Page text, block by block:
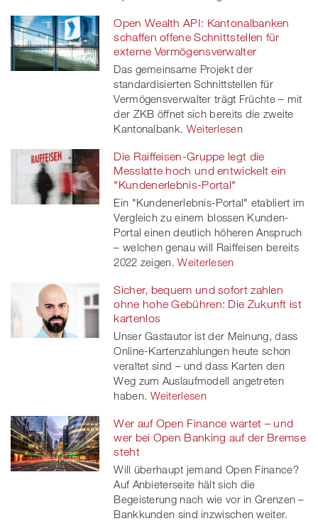
Open Wealth API: Kantonalbanken
schaffen offene Schnittstellen für
externe Vermögensverwalter
Das gemeinsame Projekt der
standardisierten Schnittstellen für
Vermögensverwalter trägt Früchte – mit
der ZKB öffnet sich bereits die zweite
Kantonalbank. Weiterlesen
Die Raiffeisen-Gruppe legt die
Messlatte hoch und entwickelt ein
"Kundenerlebnis-Portal"
Ein "Kundenerlebnis-Portal" etabliert im
Vergleich zu einem blossen Kunden-
Portal einen deutlich höheren Anspruch
– welchen genau will Raiffeisen bereits
2022 zeigen. Weiterlesen
Sicher, bequem und sofort zahlen
ohne hohe Gebühren: Die Zukunft ist
kartenlos
Unser Gastautor ist der Meinung, dass
Online-Kartenzahlungen heute schon
veraltet sind – und dass Karten den
Weg zum Auslaufmodell angetreten
haben. Weiterlesen
Wer auf Open Finance wartet – und
wer bei Open Banking auf der Bremse
steht
Will überhaupt jemand Open Finance?
Auf Anbieterseite hält sich die
Begeisterung nach wie vor in Grenzen –
Bankkunden sind inzwischen weiter.